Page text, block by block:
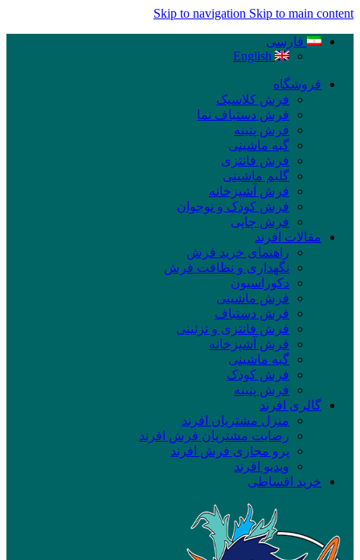
Skip to navigation Skip to main content
فارسی
English
فروشگاه
فرش کلاسیک
فرش دستباف نما
فرش پتینه
گبه ماشینی
فرش فانتزی
گلیم ماشینی
فرش آشپزخانه
فرش کودک و نوجوان
فرش چاپی
مقالات افرند
راهنمای خرید فرش
نگهداری و نظافت فرش
دکوراسیون
فرش ماشینی
فرش دستباف
فرش فانتزی و تزئینی
فرش آشپزخانه
گبه ماشینی
فرش کودک
فرش پتینه
گالری افرند
منزل مشتریان افرند
رضایت مشتریان فرش افرند
پرو مجازی فرش افرند
ویدیو افرند
خرید اقساطی